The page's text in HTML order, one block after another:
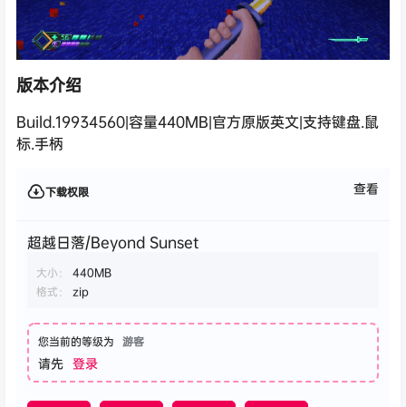
版本介绍
Build.19934560|容量440MB|官方原版英文|支持键盘.鼠
标.手柄
下载权限 查看
超越日落/Beyond Sunset
大小：
440MB
格式：
zip
您当前的等级为 游客
请先 登录